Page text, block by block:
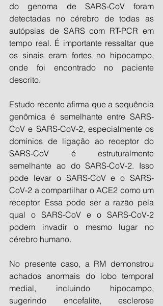
do genoma de SARS-CoV foram
detectadas no cérebro de todas as
autópsias de SARS com RT-PCR em
tempo real. É importante ressaltar que
os sinais eram fortes no hipocampo,
onde foi encontrado no paciente
descrito.
Estudo recente afirma que a sequência
genômica é semelhante entre SARS-
CoV e SARS-CoV-2, especialmente os
domínios de ligação ao receptor do
SARS-CoV é estruturalmente
semelhante ao do SARS-CoV-2. Isso
pode levar o SARS-CoV e o SARS-
CoV-2 a compartilhar o ACE2 como um
receptor. Essa pode ser a razão pela
qual o SARS-CoV e o SARS-CoV-2
podem invadir o mesmo lugar no
cérebro humano.
No presente caso, a RM demonstrou
achados anormais do lobo temporal
medial, incluindo hipocampo,
sugerindo encefalite, esclerose